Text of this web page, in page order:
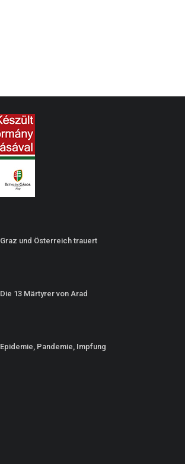
Graz und Österreich trauert
Die 13 Märtyrer von Arad
Epidemie, Pandemie, Impfung